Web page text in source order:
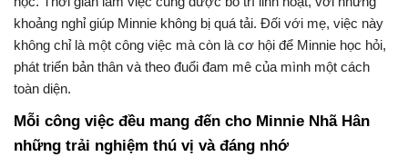
khoảng nghỉ giúp Minnie không bị quá tải. Đối với mẹ, việc này
không chỉ là một công việc mà còn là cơ hội để Minnie học hỏi,
phát triển bản thân và theo đuổi đam mê của mình một cách
toàn diện.
Mỗi công việc đều mang đến cho Minnie Nhã Hân
những trải nghiệm thú vị và đáng nhớ